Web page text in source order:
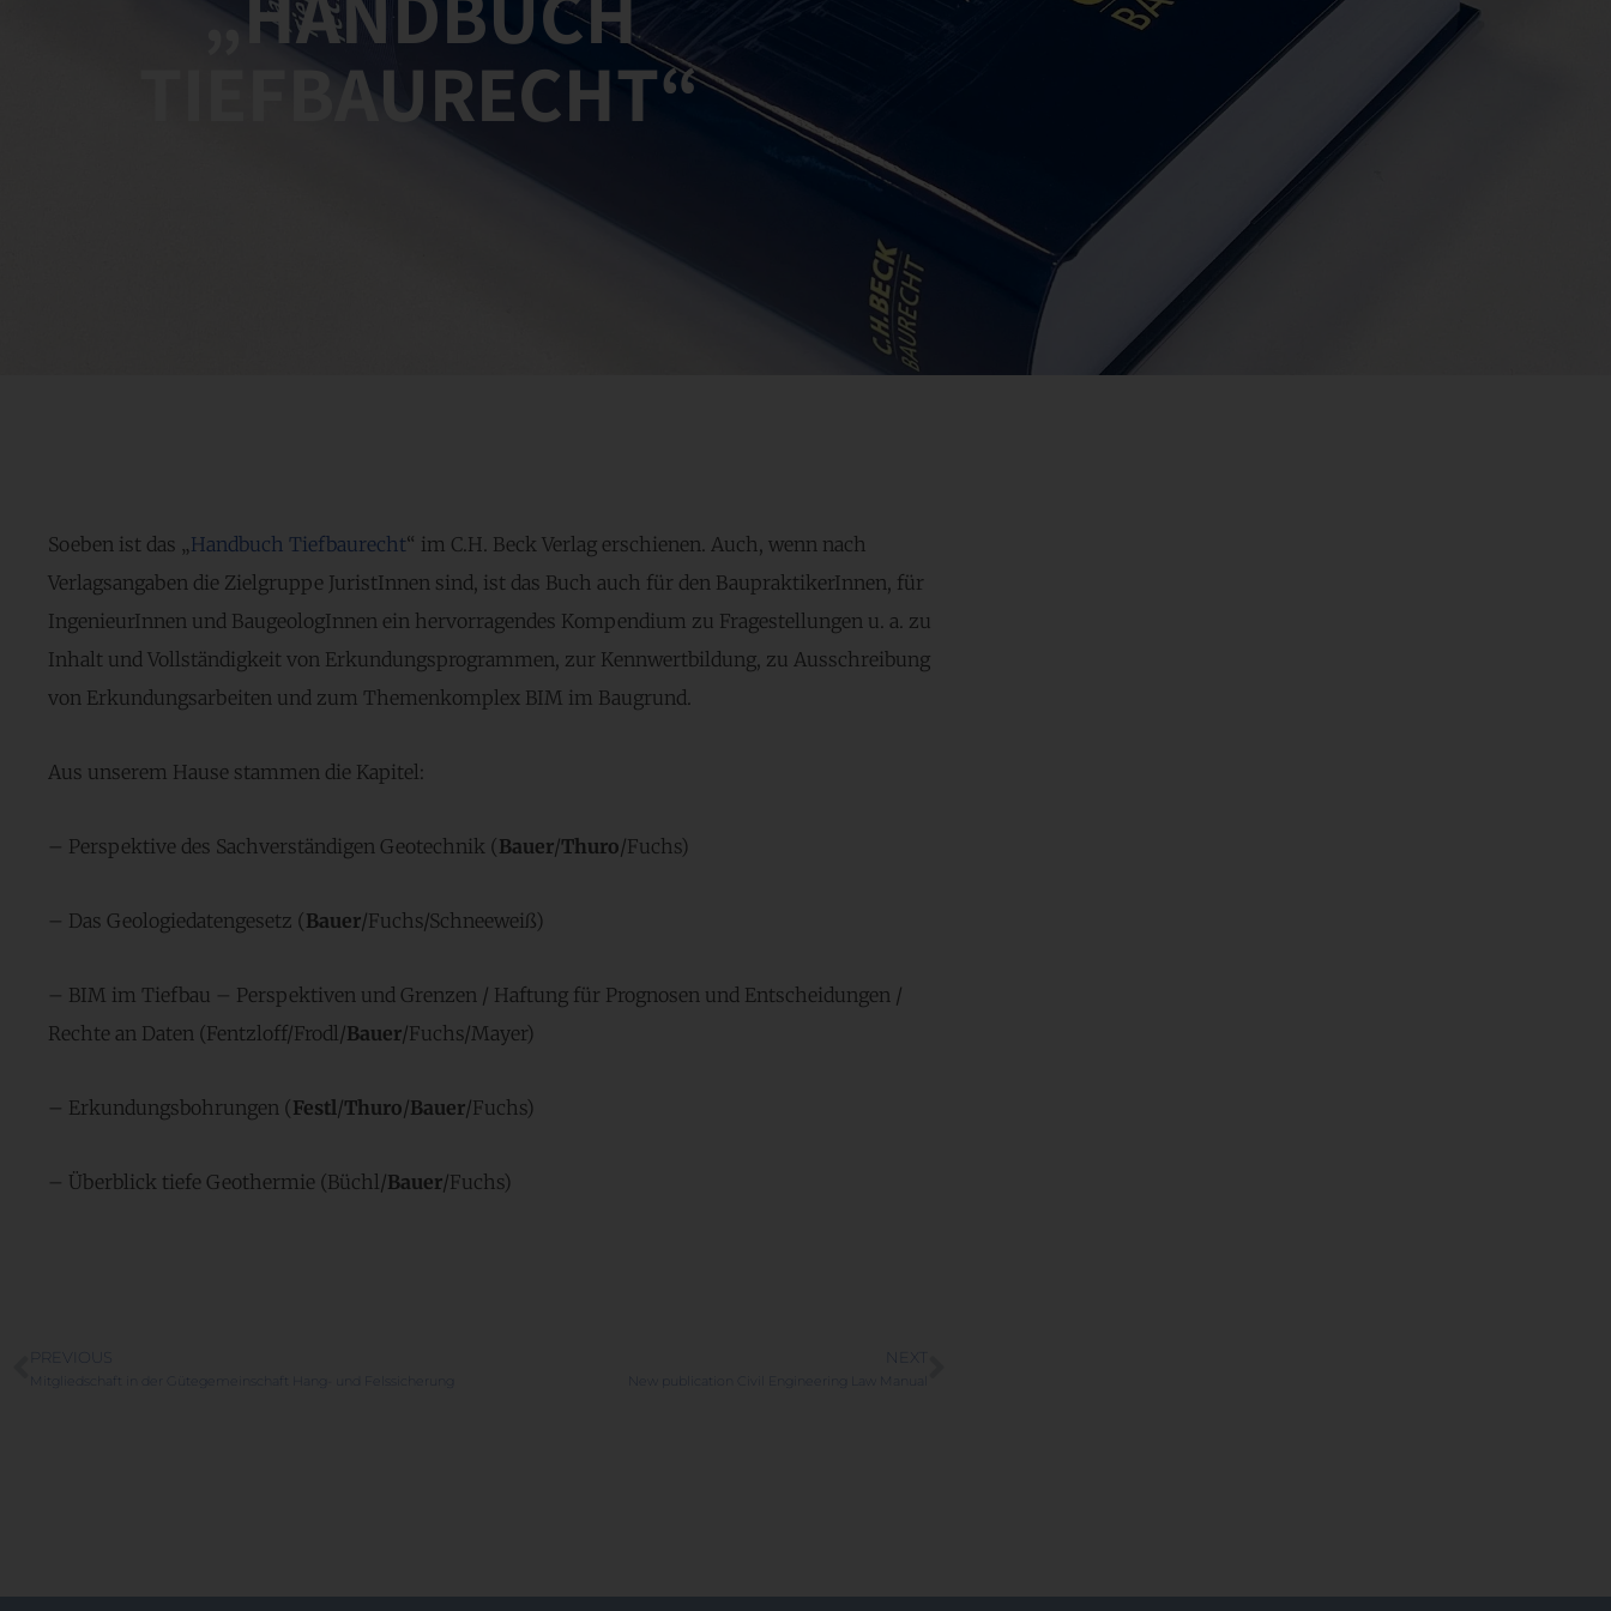
TIEFBAURECHT“
Soeben ist das „Handbuch Tiefbaurecht“ im C.H. Beck Verlag erschienen. Auch, wenn nach
Verlagsangaben die Zielgruppe JuristInnen sind, ist das Buch auch für den BaupraktikerInnen, für
IngenieurInnen und BaugeologInnen ein hervorragendes Kompendium zu Fragestellungen u. a. zu
Inhalt und Vollständigkeit von Erkundungsprogrammen, zur Kennwertbildung, zu Ausschreibung
von Erkundungsarbeiten und zum Themenkomplex BIM im Baugrund.
Aus unserem Hause stammen die Kapitel:
– Perspektive des Sachverständigen Geotechnik (Bauer/Thuro/Fuchs)
– Das Geologiedatengesetz (Bauer/Fuchs/Schneeweiß)
– BIM im Tiefbau – Perspektiven und Grenzen / Haftung für Prognosen und Entscheidungen /
Rechte an Daten (Fentzloff/Frodl/Bauer/Fuchs/Mayer)
– Erkundungsbohrungen (Festl/Thuro/Bauer/Fuchs)
– Überblick tiefe Geothermie (Büchl/Bauer/Fuchs)
PREVIOUS
Mitgliedschaft in der Gütegemeinschaft Hang- und Felssicherung
NEXT
New publication Civil Engineering Law Manual